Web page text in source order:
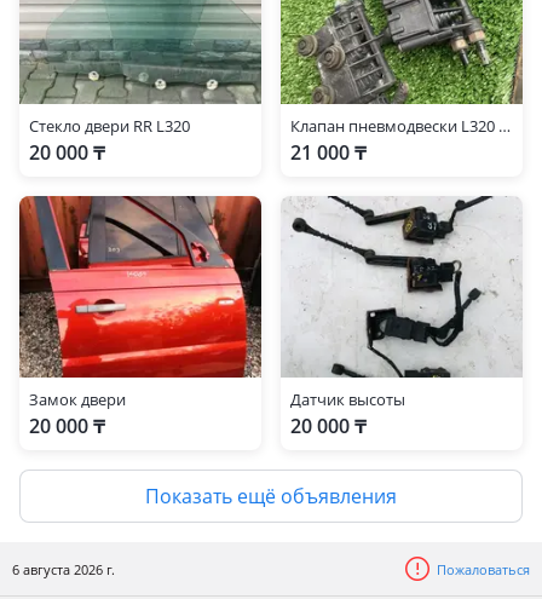
Стекло двери RR L320
20 000 ₸
Клапан пневмодвески L320 L319
21 000 ₸
Замок двери
20 000 ₸
Датчик высоты
20 000 ₸
Показать ещё объявления
6 августа 2026 г. Пожаловаться